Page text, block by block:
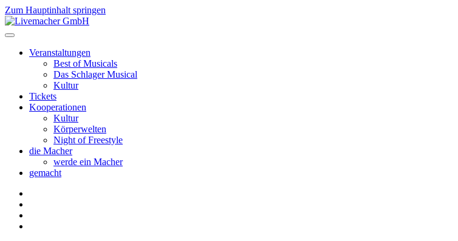
Zum Hauptinhalt springen
Veranstaltungen
Best of Musicals
Das Schlager Musical
Kultur
Tickets
Kooperationen
Kultur
Körperwelten
Night of Freestyle
die Macher
werde ein Macher
gemacht